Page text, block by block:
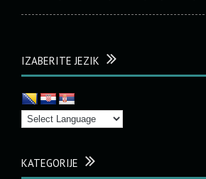
IZABERITE JEZIK
KATEGORIJE